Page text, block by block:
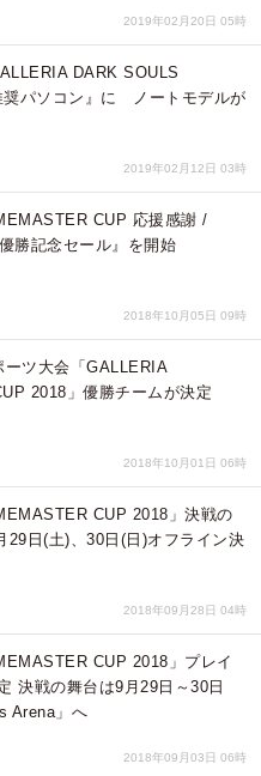
2019年02月20日 05時
DARK SOULS
奨パソコン』に ノートモデルが
2019年02月12日 03時
CUP 応援感謝 /
勝記念セール』を開始
2018年10月05日 09時
ーツ大会「GALLERIA
2018」優勝チームが決定
2018年10月01日 06時
CUP 2018」決戦の
29日(土)、30日(日)オフライン決
2018年09月28日 04時
CUP 2018」プレイ
決戦の舞台は9月29日～30日
Arena」へ
2018年09月03日 06時